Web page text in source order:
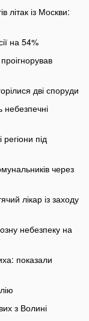
літак із Москви:
на 54%
дві споруди
під
через
лікар із заходу
небезпеку на
показали
з Волині